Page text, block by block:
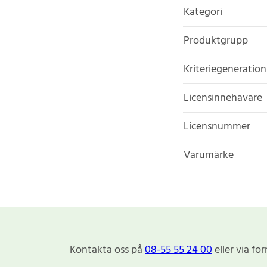
Kategori
Produktgrupp
Kriteriegeneration
Licensinnehavare
Licensnummer
Varumärke
Kontakta oss på08-55 55 24 00eller via